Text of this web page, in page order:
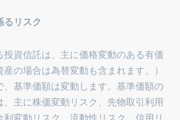
るリスク
投資信託は、主に価格変動のある有価
の場合は為替変動も含まれます。）
、基準価額は変動します。基準価額の
、主に株価変動リスク、先物取引利用